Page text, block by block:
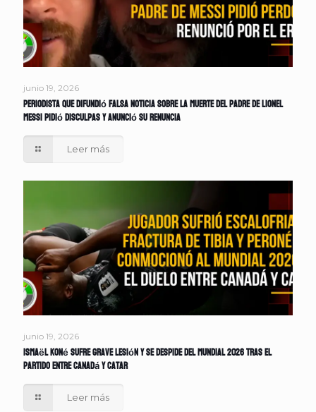
junio 19, 2026
Periodista que difundió falsa noticia sobre la muerte del padre de Lionel
Messi pidió disculpas y anunció su renuncia
Leer más
junio 19, 2026
Ismaël Koné sufre grave lesión y se despide del Mundial 2026 tras el
partido entre Canadá y Catar
Leer más